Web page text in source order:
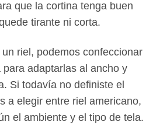
que la cortina tenga buen
tirante ni corta.
riel, podemos confeccionar
adaptarlas al ancho y
Si todavía no definiste el
a elegir entre riel americano,
el ambiente y el tipo de tela.